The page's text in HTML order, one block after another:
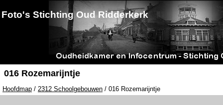
Foto's Stichting Oud Ridderkerk
016 Rozemarijntje
Hoofdmap / 2312 Schoolgebouwen / 016 Rozemarijntje